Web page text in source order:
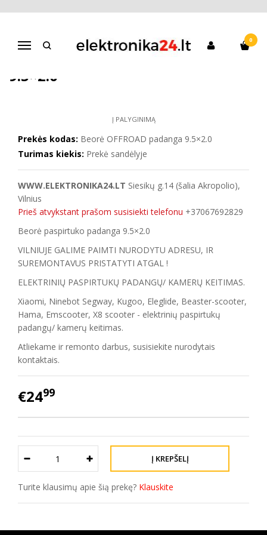
Navigacija
0
Pagrindinis Paspirtukų dalys / REMONTAS
Riedlentės
BEORĖ PASPIRTUKO PADANGA
9.5×2.0
Į PALYGINIMĄ
Prekės kodas: Beorė OFFROAD padanga 9.5×2.0
Turimas kiekis: Prekė sandėlyje
WWW.ELEKTRONIKA24.LT Siesikų g.14 (šalia Akropolio),
Vilnius
Prieš atvykstant prašom susisiekti telefonu +37067692829
Beorė paspirtuko padanga 9.5×2.0
VILNIUJE GALIME PAIMTI NURODYTU ADRESU, IR
SUREMONTAVUS PRISTATYTI ATGAL !
ELEKTRINIŲ PASPIRTUKŲ PADANGŲ/ KAMERŲ KEITIMAS.
Xiaomi, Ninebot Segway, Kugoo, Eleglide, Beaster-scooter,
Hama, Emscooter, X8 scooter - elektrinių paspirtukų
padangų/ kamerų keitimas.
Atliekame ir remonto darbus, susisiekite nurodytais
kontaktais.
€2499
Turite klausimų apie šią prekę? Klauskite